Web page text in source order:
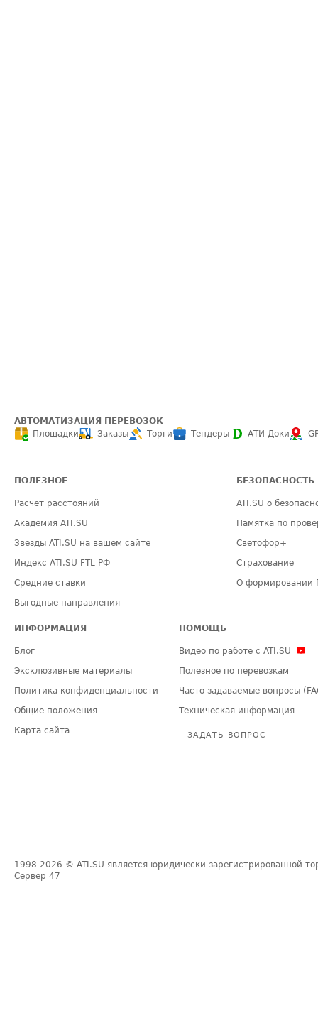
АВТОМАТИЗАЦИЯ ПЕРЕВОЗОК
Площадки
Заказы Торги Тендеры АТИ-Доки
ПОЛЕЗНОЕ
Расчет расстояний
Академия ATI.SU
Звезды ATI.SU на вашем сайте
Индекс ATI.SU FTL РФ
Средние ставки
Выгодные направления
БЕЗОПАСНОСТЬ
ATI.SU о
Памятка по
Светофор+
Страхование
О формировании
ИНФОРМАЦИЯ
Блог
Эксклюзивные материалы
Политика конфиденциальности
Общие положения
Карта сайта
ПОМОЩЬ
Видео по работе с ATI.SU
Полезное по перевозкам
Часто задаваемые вопросы
Техническая информация
ЗАДАТЬ ВОПРОС
1998-2026 © ATI.SU является юридически зарегистрированной
Сервер 47